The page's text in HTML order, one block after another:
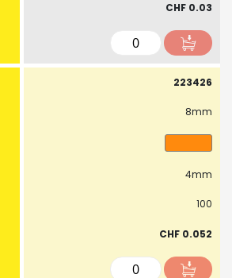
CHF 0.03
223426
8mm
4mm
100
CHF 0.052